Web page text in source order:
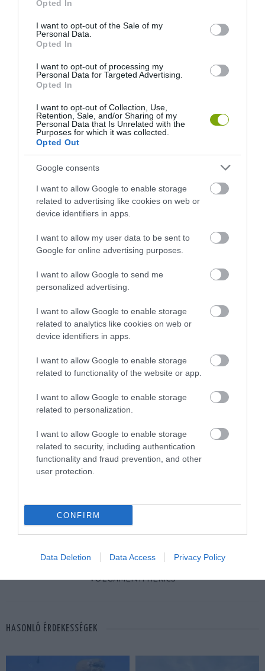
use your data for below specified purposes in below Google
consent section.
Opted In
I want to opt-out of the Sale of my
Personal Data.
Opted In
I want to opt-out of processing my
Personal Data for Targeted Advertising.
Opted In
I want to opt-out of Collection, Use,
Retention, Sale, and/or Sharing of my
Personal Data that Is Unrelated with the
Purposes for which it was collected.
Opted Out
Google consents
I want to allow Google to enable storage
related to advertising like cookies on web or
device identifiers in apps.
I want to allow my user data to be sent to
Google for online advertising purposes.
I want to allow Google to send me
personalized advertising.
I want to allow Google to enable storage
related to analytics like cookies on web or
device identifiers in apps.
I want to allow Google to enable storage
related to functionality of the website or app.
I want to allow Google to enable storage
related to personalization.
I want to allow Google to enable storage
related to security, including authentication
functionality and fraud prevention, and other
user protection.
CONFIRM
Data Deletion Data Access Privacy Policy
VOLGAMENTI HÉRICS
HASONLÓ ÉRDEKESSÉGEK